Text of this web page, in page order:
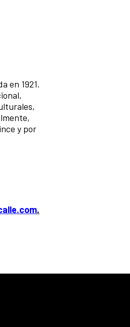
en 1921.
y por
.